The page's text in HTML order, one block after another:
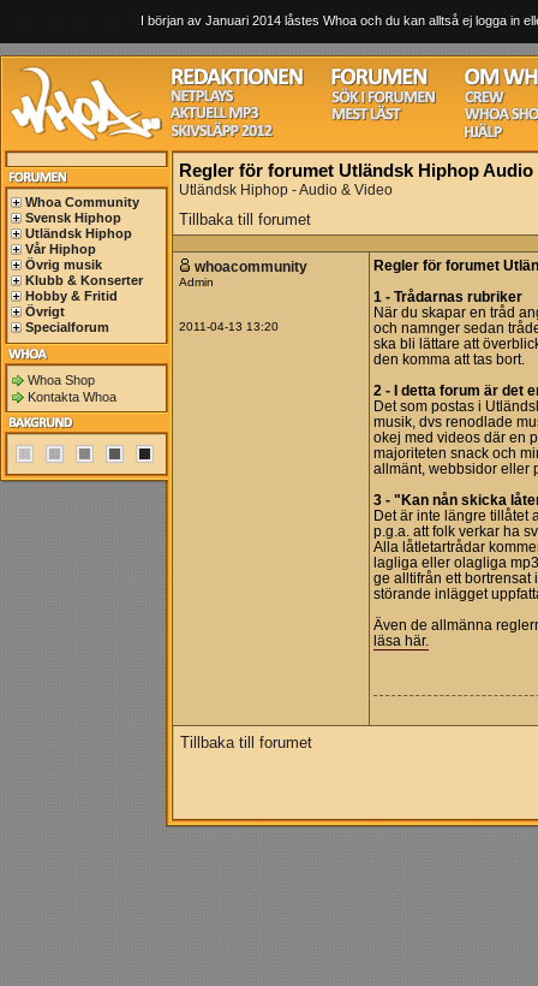
I början av Januari 2014 låstes Whoa och du kan alltså ej logga in
Whoa Community
Svensk Hiphop
Utländsk Hiphop
Vår Hiphop
Övrig musik
Klubb & Konserter
Hobby & Fritid
Övrigt
Specialforum
Whoa Shop
Kontakta Whoa
Regler för forumet Utländsk Hiphop Audio
Utländsk Hiphop - Audio & Video
Tillbaka till forumet
whoacommunity
Admin
2011-04-13 13:20
Regler för forumet
1 - Trådarnas rubriker
När du skapar en tråd
och namnger sedan
ska bli lättare att
den komma att tas bort.
2 - I detta forum är det
Det som postas i
musik, dvs renodlade
okej med videos där en
majoriteten snack och
allmänt, webbsidor eller
3 - "Kan nån skicka
Det är inte längre tillåtet
p.g.a. att folk verkar ha
Alla låtletartrådar
lagliga eller olagliga
ge alltifrån ett bortrensat
störande inlägget
Även de allmänna
läsa här.
Tillbaka till forumet